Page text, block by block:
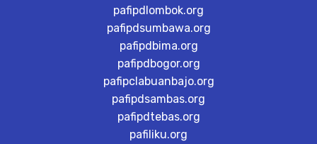
pafipdlombok.org
pafipdsumbawa.org
pafipdbima.org
pafipdbogor.org
pafipclabuanbajo.org
pafipdsambas.org
pafipdtebas.org
pafiliku.org